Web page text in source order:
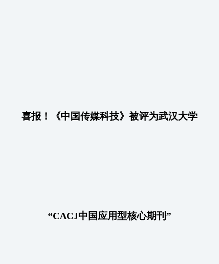
喜报！《中国传媒科技》被评为武汉大学
“CACJ中国应用型核心期刊”